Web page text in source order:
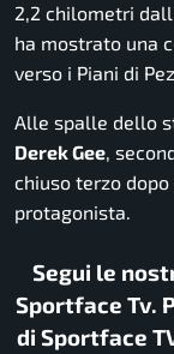
2,2 chilometri
ha mostrato una
verso i Piani di
Alle spalle dello
Derek Gee,
chiuso terzo
protagonista.
Segui le
Sportface Tv.
di Sportface